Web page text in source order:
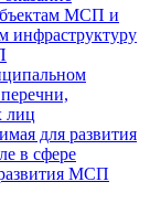
МСП и
инфраструктуру
лиц
для развития
в сфере
МСП